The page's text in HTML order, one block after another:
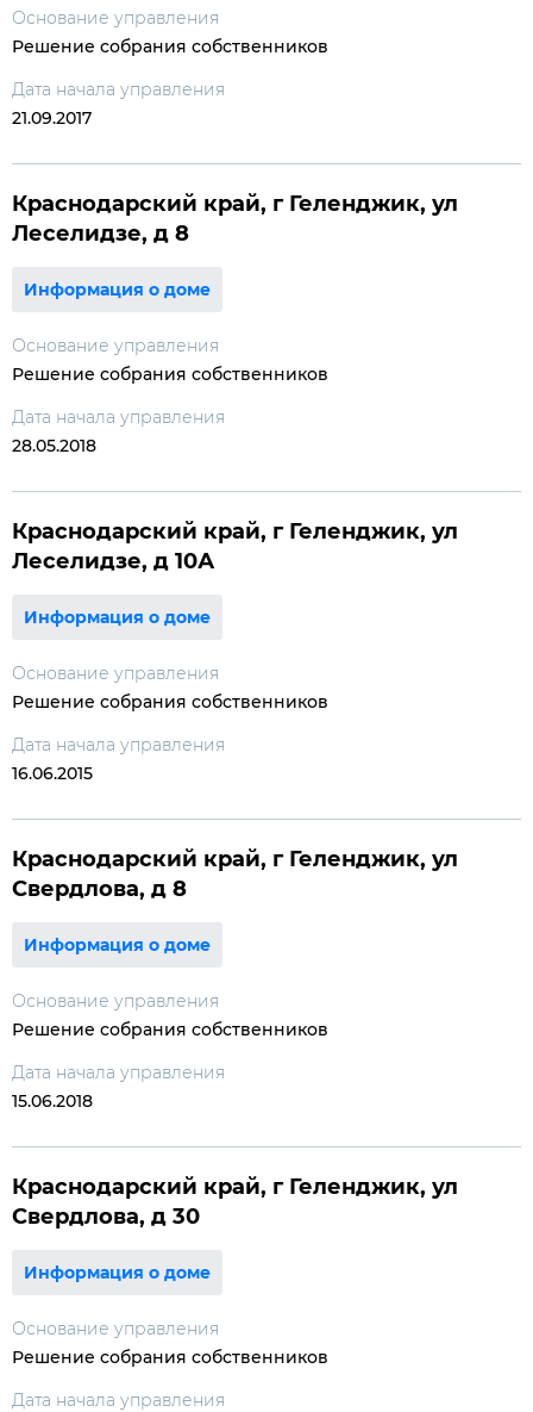
Основание управления
Решение собрания собственников
Дата начала управления
21.09.2017
Краснодарский край, г Геленджик, ул
Леселидзе, д 8
Информация о доме
Основание управления
Решение собрания собственников
Дата начала управления
28.05.2018
Краснодарский край, г Геленджик, ул
Леселидзе, д 10А
Информация о доме
Основание управления
Решение собрания собственников
Дата начала управления
16.06.2015
Краснодарский край, г Геленджик, ул
Свердлова, д 8
Информация о доме
Основание управления
Решение собрания собственников
Дата начала управления
15.06.2018
Краснодарский край, г Геленджик, ул
Свердлова, д 30
Информация о доме
Основание управления
Решение собрания собственников
Дата начала управления